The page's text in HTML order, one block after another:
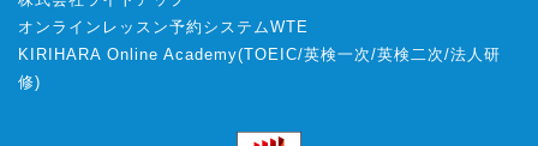
オンラインレッスン予約システムWTE
KIRIHARA Online Academy(TOEIC/英検一次/英検二次/法人研
修)